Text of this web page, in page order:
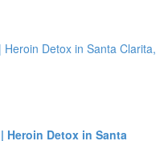
Heroin Detox in Santa